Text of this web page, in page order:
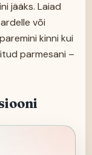
jääks. Laiad
või
kinni kui
parmesani –